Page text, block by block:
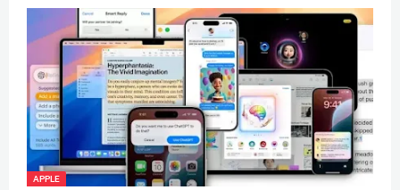
APPLE